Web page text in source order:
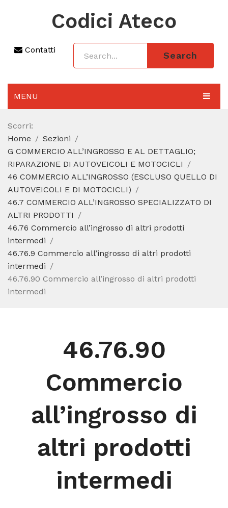
Codici Ateco
Contatti
Search
MENU
AGGIORNAMENTO 2025
SEZIONI
CODICE ATECO A COSA SERVE
CODICE FISCALE
Scorri:
Home
Sezioni
G COMMERCIO ALL’INGROSSO E AL DETTAGLIO;
RIPARAZIONE DI AUTOVEICOLI E MOTOCICLI
46 COMMERCIO ALL’INGROSSO (ESCLUSO QUELLO DI
AUTOVEICOLI E DI MOTOCICLI)
46.7 COMMERCIO ALL’INGROSSO SPECIALIZZATO DI
ALTRI PRODOTTI
46.76 Commercio all’ingrosso di altri prodotti
intermedi
46.76.9 Commercio all’ingrosso di altri prodotti
intermedi
46.76.90 Commercio all’ingrosso di altri prodotti
intermedi
46.76.90
Commercio
all’ingrosso di
altri prodotti
intermedi